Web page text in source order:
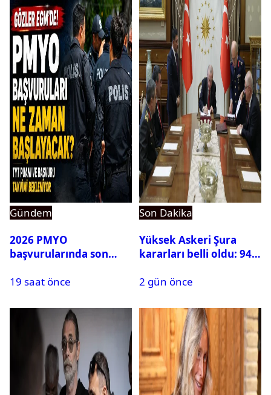
Gündem
2026 PMYO
başvurularında son
19 saat önce
Son Dakika
Yüksek Askeri Şura
kararları belli oldu: 94
2 gün önce